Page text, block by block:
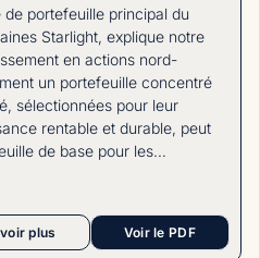
portefeuille principal du
Starlight, explique notre
en actions nord-
un portefeuille concentré
sélectionnées pour leur
rentable et durable, peut
de base pour les
plus Voir le PDF